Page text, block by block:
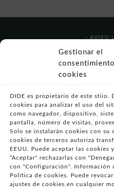
Gestionar el
cookies
DIDE es propietario de este stiio.
cookies para analizar el uso del
como navegador, dispositivo,
pantalla, número de visitas,
Solo se instalarán cookies con su
cookies de terceros autoriza
EEUU. Puede aceptar las cookies
“Aceptar" rechazarlas con
con "Configuración". Información
Política de cookies. Puede
ajustes de cookies.en cualquier
- AVISO
- POLÍTICA
- POLÍTICA DE
- POLÍTICA DE
- CONDICIONES
- GUÍA DE
- GUÍA DE
-
- ATENCIÓN